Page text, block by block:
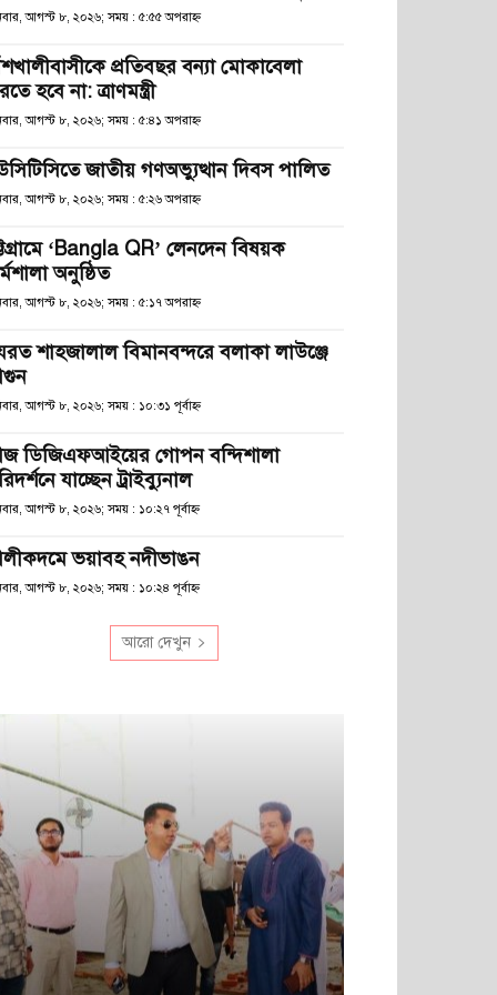
আগস্ট ৮, ২০২৬; সময় : ৫:৫৫ অপরাহ্ণ
প্রতিবছর বন্যা মোকাবেলা
হবে না: ত্রাণমন্ত্রী
আগস্ট ৮, ২০২৬; সময় : ৫:৪১ অপরাহ্ণ
জাতীয় গণঅভ্যুত্থান দিবস পালিত
আগস্ট ৮, ২০২৬; সময় : ৫:২৬ অপরাহ্ণ
‘Bangla QR’ লেনদেন বিষয়ক
অনুষ্ঠিত
আগস্ট ৮, ২০২৬; সময় : ৫:১৭ অপরাহ্ণ
শাহজালাল বিমানবন্দরে বলাকা লাউঞ্জে
আগস্ট ৮, ২০২৬; সময় : ১০:৩১ পূর্বাহ্ণ
ডিজিএফআইয়ের গোপন বন্দিশালা
যাচ্ছেন ট্রাইব্যুনাল
আগস্ট ৮, ২০২৬; সময় : ১০:২৭ পূর্বাহ্ণ
ভয়াবহ নদীভাঙন
আগস্ট ৮, ২০২৬; সময় : ১০:২৪ পূর্বাহ্ণ
আরো দেখুন